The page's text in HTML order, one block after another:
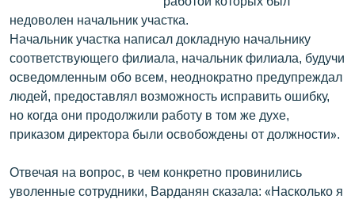
недоволен начальник участка.
Начальник участка написал докладную начальнику
соответствующего филиала, начальник филиала, будучи
осведомленным обо всем, неоднократно предупреждал
людей, предоставлял возможность исправить ошибку,
но когда они продолжили работу в том же духе,
приказом директора были освобождены от должности».
Отвечая на вопрос, в чем конкретно провинились
уволенные сотрудники, Варданян сказала: «Насколько я